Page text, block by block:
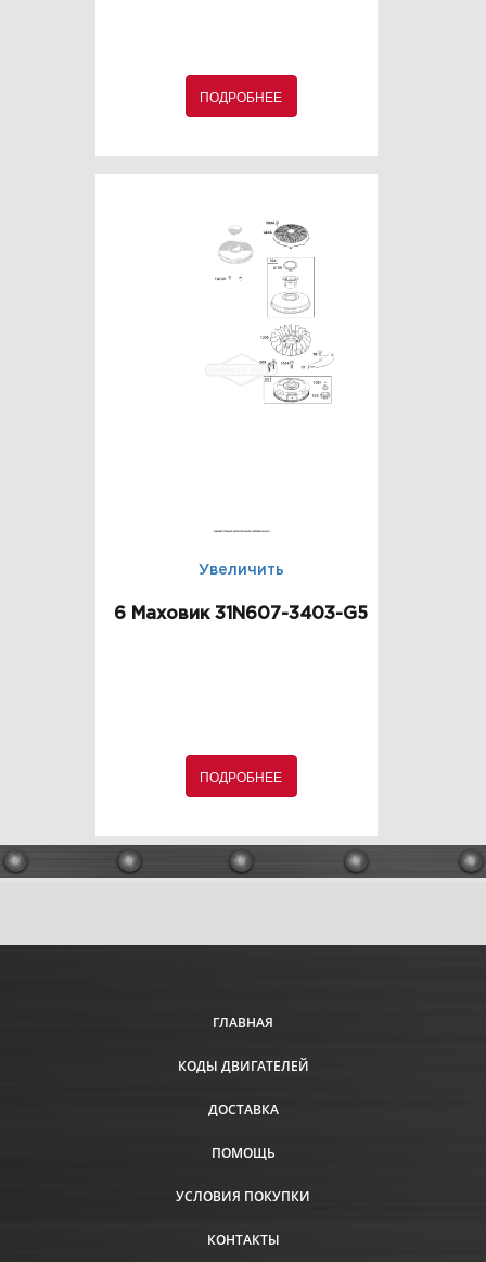
ПОДРОБНЕЕ
Увеличить
6 Маховик 31N607-3403-G5
ПОДРОБНЕЕ
ГЛАВНАЯ
КОДЫ ДВИГАТЕЛЕЙ
ДОСТАВКА
ПОМОЩЬ
УСЛОВИЯ ПОКУПКИ
КОНТАКТЫ